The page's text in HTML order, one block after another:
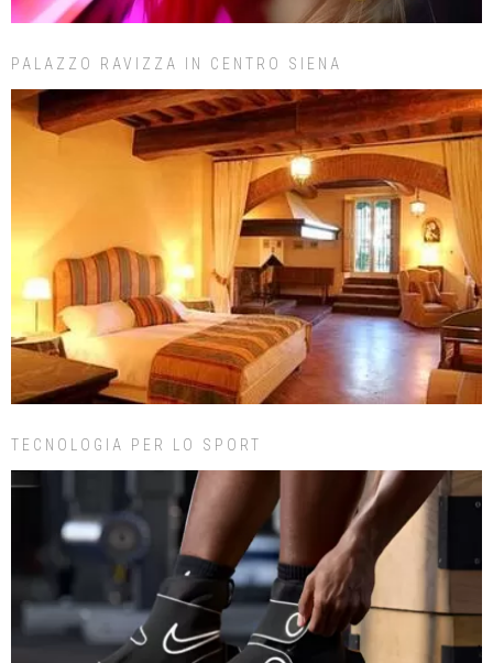
PALAZZO RAVIZZA IN CENTRO SIENA
TECNOLOGIA PER LO SPORT